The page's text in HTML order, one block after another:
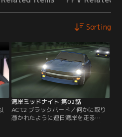
Sorting
湾岸ミッドナイト 第02話
ACT.2 ブラックバード／何かに取り
憑かれたように連日湾岸を走る